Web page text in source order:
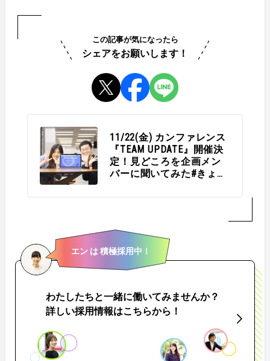
この記事が気になったら
シェアをお願いします！
11/22(金) カンファレンス
『TEAM UPDATE』開催決
定！見どころを企画メン
バーに聞いてみた#きょう
エン は 積極採用中！
わたしたちと一緒に働いてみませんか？
詳しい採用情報はこちらから！